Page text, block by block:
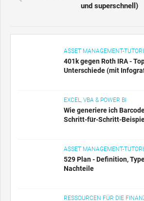
und superschnell)
ASSET MANAGEMENT-
401k gegen Roth IRA -
Unterschiede (mit
EXCEL, VBA & POWER BI
Wie generiere ich
Schritt-für-Schritt-
ASSET MANAGEMENT-
529 Plan - Definition,
Nachteile
RESSOURCEN FÜR DIE